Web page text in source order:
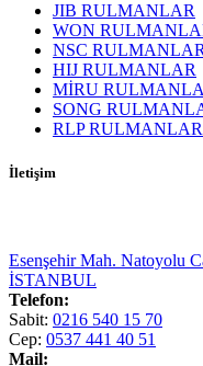
JIB RULMANLAR
WON
NSC RULMANLAR
HIJ RULMANLAR
MİRU
SONG
RLP RULMANLAR
İletişim
Esenşehir Mah. Natoyolu
İSTANBUL
Telefon:
Sabit: 0216 540 15 70
Cep: 0537 441 40 51
Mail: